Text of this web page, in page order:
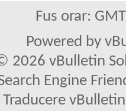
Fus orar:
Powered by
2026 vBulletin
Engine
Traducere